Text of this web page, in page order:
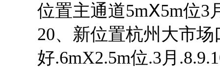
位置主通道5mⅩ5m位3
20、新位置杭州大市
好.6mX2.5m位.3月